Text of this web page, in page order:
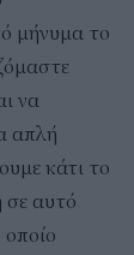
μήνυμα το
να
απλή
κάτι το
σε αυτό